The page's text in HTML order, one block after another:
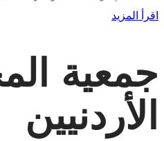
اقرأ المزيد
جمعية
الأردنيين